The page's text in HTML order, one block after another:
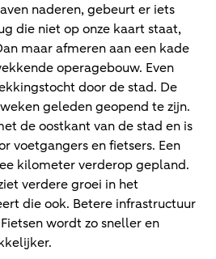
naderen, gebeurt er iets
die niet op onze kaart staat,
maar afmeren aan een kade
operagebouw. Even
door de stad. De
geleden geopend te zijn.
de oostkant van de stad en is
voetgangers en fietsers. Een
kilometer verderop gepland.
verdere groei in het
die ook. Betere infrastructuur
wordt zo sneller en